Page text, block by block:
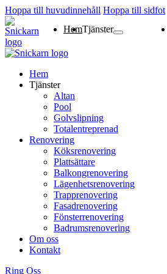
Hoppa till huvudinnehåll Hoppa till sidfot
HemTjänsterAltan
Pool
Golvslipning
Totalentreprenad
Hem
Tjänster
Altan
Pool
Golvslipning
Totalentreprenad
Renovering
Köksrenovering
Plattsättare
Balkongrenovering
Lägenhetsrenovering
Trapprenovering
Fasadrenovering
Fönsterrenovering
Badrumsrenovering
Om oss
Kontakt
Ring Oss